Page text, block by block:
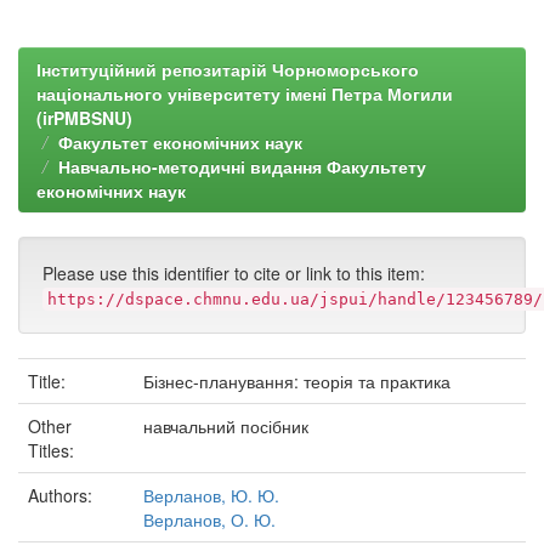
Інституційний репозитарій Чорноморського
національного університету імені Петра Могили
(irPMBSNU)
Факультет економічних наук
Навчально-методичні видання Факультету
економічних наук
Please use this identifier to cite or link to this item:
https://dspace.chmnu.edu.ua/jspui/handle/123456789/
Title:
Бізнес-планування: теорія та практика
Other
Titles:
навчальний посібник
Authors:
Верланов, Ю. Ю.
Верланов, О. Ю.